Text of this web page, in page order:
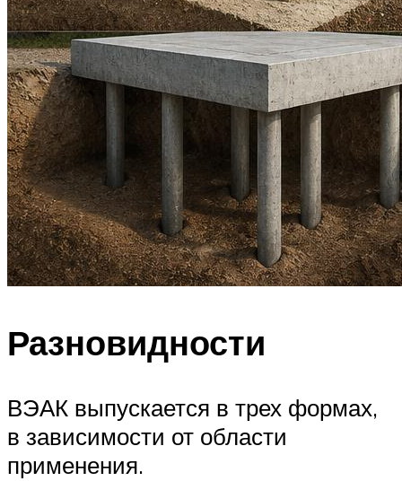
Разновидности
ВЭАК выпускается в трех формах,
в зависимости от области
применения.